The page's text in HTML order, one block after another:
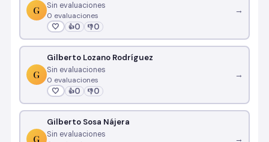
G
Sin evaluaciones
0 evaluaciones
🤍 👍0 👎0
→
G
Gilberto Lozano Rodríguez
Sin evaluaciones
0 evaluaciones
🤍 👍0 👎0
→
G
Gilberto Sosa Nájera
Sin evaluaciones
→